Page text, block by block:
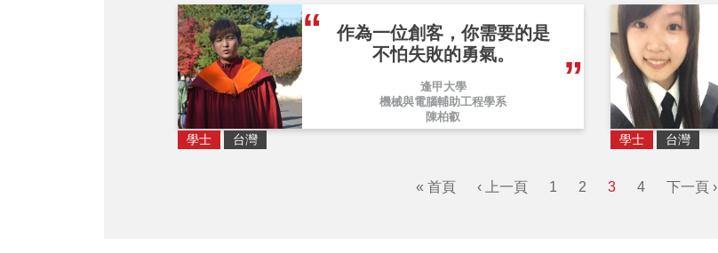
作為一位創客，你需要的是
不怕失敗的勇氣。
逢甲大學
機械與電腦輔助工程學系
陳柏叡
學士 台灣 學士 台灣
« 首頁 ‹ 上一頁 1 2 3 4 下一頁 ›